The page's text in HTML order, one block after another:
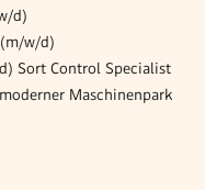
d)
w/d)
Sort Control Specialist
Maschinenpark